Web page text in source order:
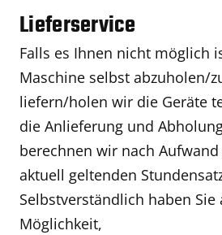
Lieferservice
Falls es Ihnen nicht möglich
Maschine selbst abzuholen/
liefern/holen wir die Geräte
die Anlieferung und
berechnen wir nach
aktuell geltenden
Selbstverständlich haben Sie
Möglichkeit,